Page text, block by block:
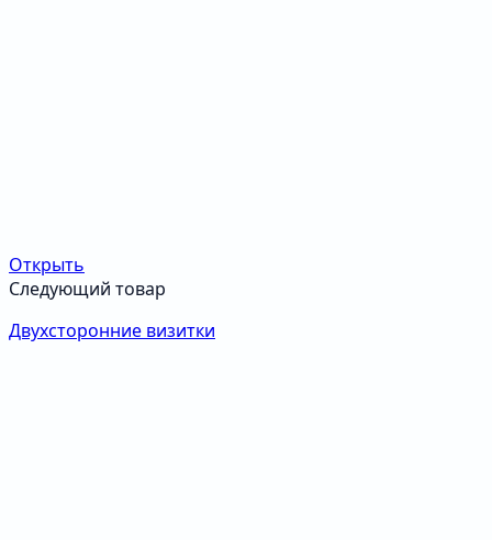
Открыть
Следующий товар
Двухсторонние визитки